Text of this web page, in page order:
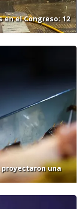
el Congreso: 12
proyectaron una